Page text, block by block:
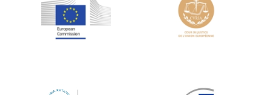
Jean-Louis Schiltz
Jean-Victor Louis